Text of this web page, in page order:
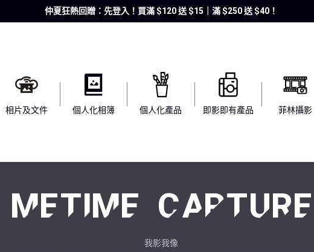
仲夏狂熱回贈：先登入！買滿 $120 送 $15｜滿 $250 送 $40！
相片及文件 個人化相簿 個人化產品 即影即有產品 菲林攝影
METIME CAPTURE
我影我像